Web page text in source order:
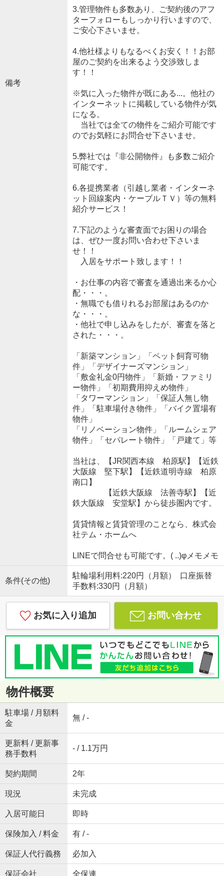
備考
3.管理物件も多数あり、ご契約後のアフ
ターフォローもしっかり行いますので、
ご安心下さいませ。
4.他社様よりもなるべくお安く！！お部
屋のご契約を出来るよう交渉致しま
す！！
※気に入った物件が既にある...。他社の
インターネットに掲載している物件が気
になる。
当社では全ての物件をご紹介可能です
のでお気軽にお問合せ下さいませ。
5.弊社では『非公開物件』も多数ご紹介
可能です。
6.各提携業者（引越し業者・インターネ
ット回線案内・ケーブルＴＶ）等の無料
紹介サービス！
7.下記のような審査面でお困りの場合
は、ぜひ一度お問い合わせ下さいま
せ！！
入居をサポート致します！！
・お仕事の内容で審査を通過出来るか心
配・・・。
・無職でも借りれるお部屋はあるのか
な・・・。
・他社で申し込みをしたが、審査を落と
された・・・。
「新築マンション」「ペット飼育可物
件」「デザイナーズマンション」
「敷金礼金0円物件」「新婚・ファミリ
ー物件」「初期費用抑えめ物件」
「タワーマンション」「保証人無し物
件」「駐車場付き物件」「バイク置場有
物件」
「リノベーション物件」「ルームシェア
物件」「セパレート物件」「戸建て」等
当社は、【JR関西本線 柏原駅】【近鉄
大阪線 堅下駅】【近鉄道明寺線 柏原
南口】
【近鉄大阪線 法善寺駅】【近
鉄大阪線 安堂駅】から徒歩圏内です。
賃貸情報と賃貸管理のことなら、株式会
社テム・ホームへ
LINEで問合せも可能です。( ..)φメモメモ
条件(その他)
駐輪場利用料:220円（月額） 口座振替
手数料:330円（月額）
お気に入り追加 お問い合わせ
物件概要
駐車場 / 月額料
金
無 / -
更新料 / 更新事
務手数料
- / 1.1万円
契約期間 2年
現況 未完成
入居可能日 即時
保険加入 / 料金 有 / -
保証人代行義務 必加入
保証会社 全保連